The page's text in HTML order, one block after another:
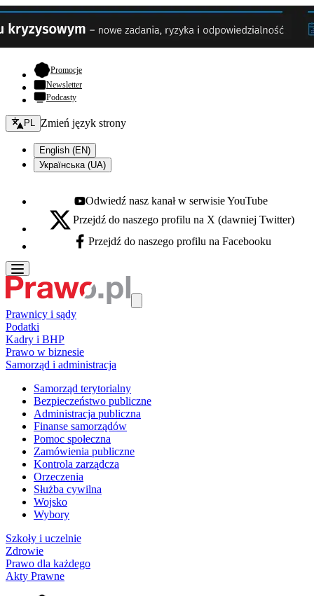
Promocje- otwiera się w nowej karcie
Newsletter
Podcasty
Zmień język - bieżący:
PL Zmień język strony
English (EN)
Українська (UA)
Youtube - otwiera się w nowej karcie
Odwiedź nasz kanał w serwisie YouTube
X - otwiera się w nowej karcie
Przejdź do naszego profilu na X (dawniej Twitter)
Facebook - otwiera się w nowej karcie
Przejdź do naszego profilu na Facebooku
Prawnicy i sądy
Podatki
Kadry i BHP
Prawo w biznesie
Samorząd i administracja
Samorząd terytorialny
Bezpieczeństwo publiczne
Administracja publiczna
Finanse samorządów
Pomoc społeczna
Zamówienia publiczne
Kontrola zarządcza
Orzeczenia
Służba cywilna
Wojsko
Wybory
Szkoły i uczelnie
Zdrowie
Prawo dla każdego
Akty Prawne